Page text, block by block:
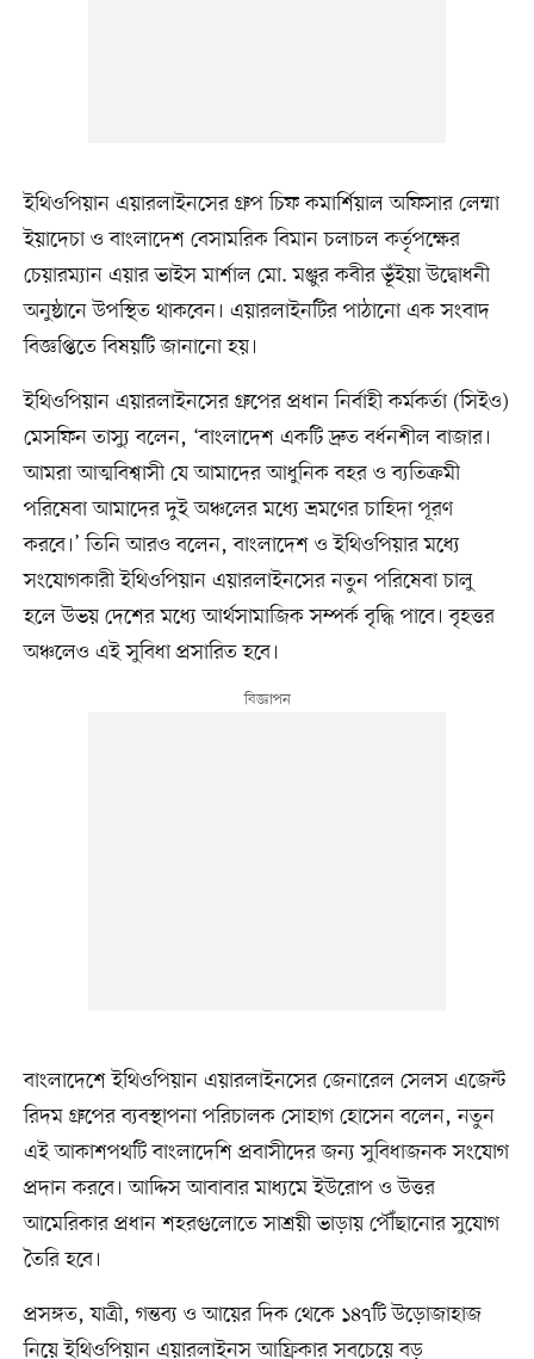
ইথিওপিয়ান এয়ারলাইনসের গ্রুপ চিফ কমার্শিয়াল অফিসার লেম্মা
ইয়াদেচা ও বাংলাদেশ বেসামরিক বিমান চলাচল কর্তৃপক্ষের
চেয়ারম্যান এয়ার ভাইস মার্শাল মো. মঞ্জুর কবীর ভূঁইয়া উদ্বোধনী
অনুষ্ঠানে উপস্থিত থাকবেন। এয়ারলাইনটির পাঠানো এক সংবাদ
বিজ্ঞপ্তিতে বিষয়টি জানানো হয়।
ইথিওপিয়ান এয়ারলাইনসের গ্রুপের প্রধান নির্বাহী কর্মকর্তা (সিইও)
মেসফিন তাস্যু বলেন, ‘বাংলাদেশ একটি দ্রুত বর্ধনশীল বাজার।
আমরা আত্মবিশ্বাসী যে আমাদের আধুনিক বহর ও ব্যতিক্রমী
পরিষেবা আমাদের দুই অঞ্চলের মধ্যে ভ্রমণের চাহিদা পূরণ
করবে।’ তিনি আরও বলেন, বাংলাদেশ ও ইথিওপিয়ার মধ্যে
সংযোগকারী ইথিওপিয়ান এয়ারলাইনসের নতুন পরিষেবা চালু
হলে উভয় দেশের মধ্যে আর্থসামাজিক সম্পর্ক বৃদ্ধি পাবে। বৃহত্তর
অঞ্চলেও এই সুবিধা প্রসারিত হবে।
বাংলাদেশে ইথিওপিয়ান এয়ারলাইনসের জেনারেল সেলস এজেন্ট
রিদম গ্রুপের ব্যবস্থাপনা পরিচালক সোহাগ হোসেন বলেন, নতুন
এই আকাশপথটি বাংলাদেশি প্রবাসীদের জন্য সুবিধাজনক সংযোগ
প্রদান করবে। আদ্দিস আবাবার মাধ্যমে ইউরোপ ও উত্তর
আমেরিকার প্রধান শহরগুলোতে সাশ্রয়ী ভাড়ায় পৌঁছানোর সুযোগ
তৈরি হবে।
প্রসঙ্গত, যাত্রী, গন্তব্য ও আয়ের দিক থেকে ১৪৭টি উড়োজাহাজ
নিয়ে ইথিওপিয়ান এয়ারলাইনস আফ্রিকার সবচেয়ে বড়